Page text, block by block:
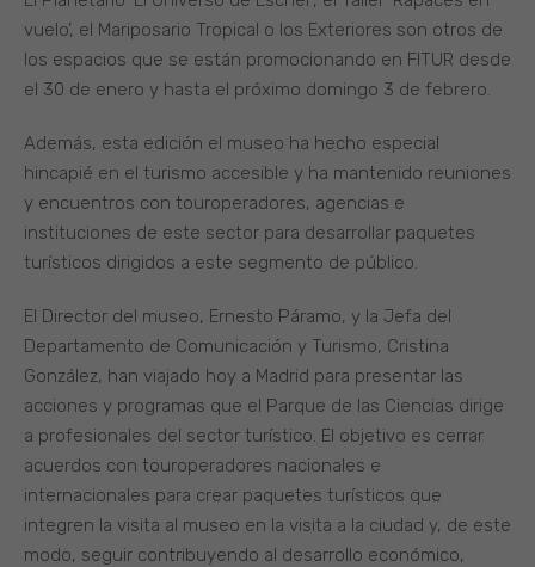
vuelo’, el Mariposario Tropical o los Exteriores son otros de
los espacios que se están promocionando en FITUR desde
el 30 de enero y hasta el próximo domingo 3 de febrero.
Además, esta edición el museo ha hecho especial
hincapié en el turismo accesible y ha mantenido reuniones
y encuentros con touroperadores, agencias e
instituciones de este sector para desarrollar paquetes
turísticos dirigidos a este segmento de público.
El Director del museo, Ernesto Páramo, y la Jefa del
Departamento de Comunicación y Turismo, Cristina
González, han viajado hoy a Madrid para presentar las
acciones y programas que el Parque de las Ciencias dirige
a profesionales del sector turístico. El objetivo es cerrar
acuerdos con touroperadores nacionales e
internacionales para crear paquetes turísticos que
integren la visita al museo en la visita a la ciudad y, de este
modo, seguir contribuyendo al desarrollo económico,